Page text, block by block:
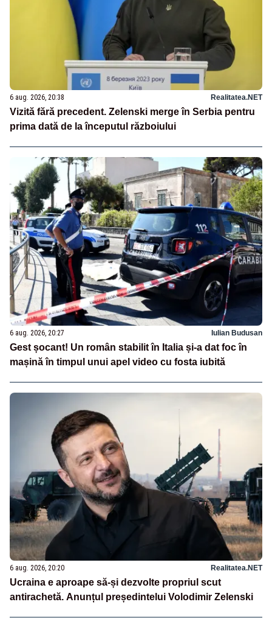
6 aug. 2026, 20:38 Realitatea.NET
Vizită fără precedent. Zelenski merge în Serbia pentru
prima dată de la începutul războiului
6 aug. 2026, 20:27 Iulian Budusan
Gest șocant! Un român stabilit în Italia și-a dat foc în
mașină în timpul unui apel video cu fosta iubită
6 aug. 2026, 20:20 Realitatea.NET
Ucraina e aproape să-și dezvolte propriul scut
antirachetă. Anunțul președintelui Volodimir Zelenski